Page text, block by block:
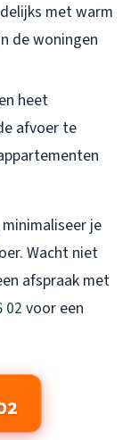
met warm
de woningen
heet
afvoer te
je
Wacht niet
afspraak met
02voor een